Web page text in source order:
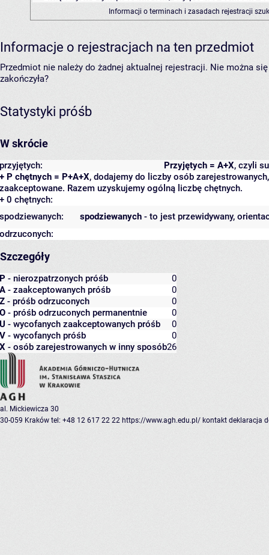
Informacji o terminach i zasadach rejestracji
Informacje o rejestracjach na ten przedmiot
Przedmiot nie należy do żadnej aktualnej rejestracji. Nie można
zakończyła?
Statystyki próśb
W skrócie
Przyjętych = A+X, czyli
przyjętych:
+ P chętnych = P+A+X, dodajemy do liczby osób
zaakceptowane. Razem uzyskujemy ogólną liczbę chętnych.
+ 0 chętnych:
spodziewanych - to jest przewidywany,
spodziewanych:
odrzuconych:
Szczegóły
P - nierozpatrzonych próśb
0
A - zaakceptowanych próśb
0
Z - próśb odrzuconych
0
O - próśb odrzuconych permanentnie
0
U - wycofanych zaakceptowanych próśb
0
V - wycofanych próśb
0
X - osób zarejestrowanych w inny sposób26
al. Mickiewicza 30
30-059 Kraków tel: +48 12 617 22 22 https://www.agh.edu.pl/ kontakt deklaracja